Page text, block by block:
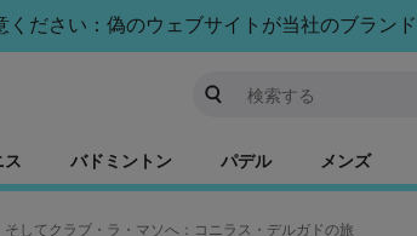
ください：偽のウェブサイトが当社のブラン
ス バドミントン パデル メンズ
してクラブ・ラ・マソへ：コニラス・デルガドの旅